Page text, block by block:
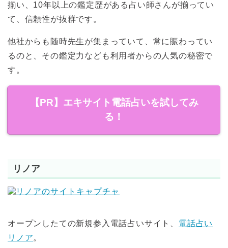
揃い、10年以上の鑑定歴がある占い師さんが揃ってい
て、信頼性が抜群です。
他社からも随時先生が集まっていて、常に賑わってい
るのと、その鑑定力なども利用者からの人気の秘密で
す。
【PR】エキサイト電話占いを試してみ
る！
リノア
オープンしたての新規参入電話占いサイト、 電話占い
リノア。